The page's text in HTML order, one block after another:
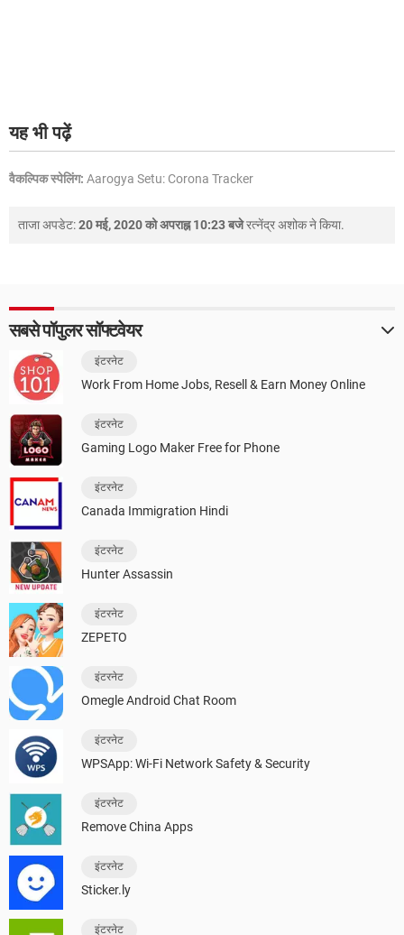
यह भी पढ़ें
वैकल्पिक स्पेलिंग: Aarogya Setu: Corona Tracker
ताजा अपडेट:20 मई, 2020 को अपराह्न 10:23 बजेरत्नेंद्र अशोकने किया.
सबसे पॉपुलर सॉफ्टवेयर
इंटरनेट
Work From Home Jobs, Resell & Earn Money Online
इंटरनेट
Gaming Logo Maker Free for Phone
इंटरनेट
Canada Immigration Hindi
इंटरनेट
Hunter Assassin
इंटरनेट
ZEPETO
इंटरनेट
Omegle Android Chat Room
इंटरनेट
WPSApp: Wi-Fi Network Safety & Security
इंटरनेट
Remove China Apps
इंटरनेट
Sticker.ly
इंटरनेट